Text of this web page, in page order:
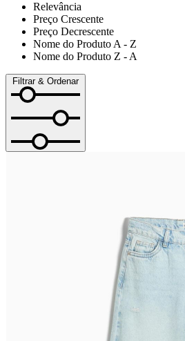
Relevância
Preço Crescente
Preço Decrescente
Nome do Produto A - Z
Nome do Produto Z - A
Filtrar & Ordenar